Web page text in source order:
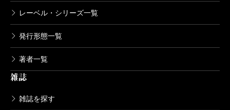
レーベル・シリーズ一覧
発行形態一覧
著者一覧
雑誌
雑誌を探す